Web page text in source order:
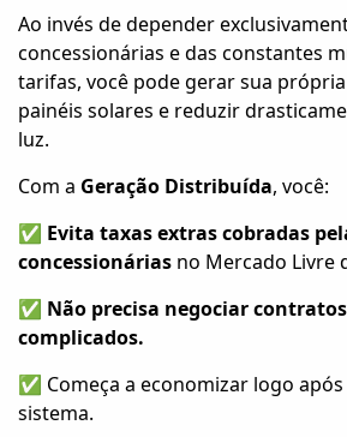
Ao invés de depender
concessionárias e das constantes
tarifas, você pode gerar sua
painéis solares e reduzir
luz.
Com a Geração Distribuída, você:
✅ Evita taxas extras cobradas
concessionárias no Mercado Livre
✅ Não precisa negociar
complicados.
✅ Começa a economizar logo
sistema.